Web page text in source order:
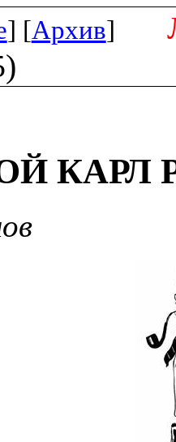
] [Архив]
КАРЛ